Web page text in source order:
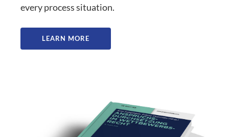
every process situation.
LEARN MORE